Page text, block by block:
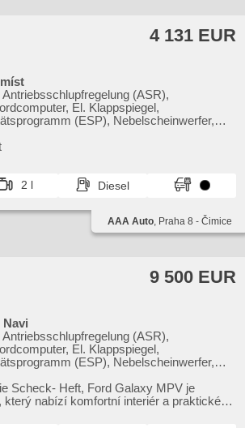
4 131 EUR
(ASR),
El. Klappspiegel,
(ESP), Nebelscheinwerfer,
Dachträger, Autoradio,
2 l Diesel
AAA Auto, Praha 8 - Čimice
9 500 EUR
Navi
(ASR),
El. Klappspiegel,
(ESP), Nebelscheinwerfer,
automatikparken, beheizte Frontscheibe,
El. Seitenscheiben, Dachträger,
Scheck​- Heft,​ Ford Galaxy MPV je
který nabízí komfortní interiér a praktické